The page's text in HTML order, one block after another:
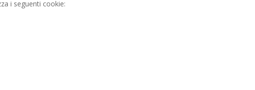
i seguenti cookie: